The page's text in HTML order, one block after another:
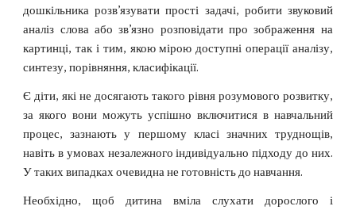
дошкільника розв’язувати прості задачі, робити звуковий
аналіз слова або зв’язно розповідати про зображення на
картинці, так і тим, якою мірою доступні операції аналізу,
синтезу, порівняння, класифікації.
Є діти, які не досягають такого рівня розумового розвитку,
за якого вони можуть успішно включитися в навчальний
процес, зазнають у першому класі значних труднощів,
навіть в умовах незалежного індивідуально підходу до них.
У таких випадках очевидна не готовність до навчання.
Необхідно, щоб дитина вміла слухати дорослого і